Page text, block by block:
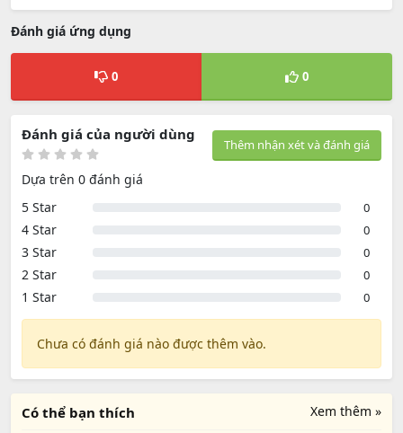
Đánh giá ứng dụng
0 0
Thêm nhận xét và đánh giá
Đánh giá của người dùng
Dựa trên 0 đánh giá
5 Star
0
4 Star 0
3 Star 0
2 Star 0
1 Star 0
Chưa có đánh giá nào được thêm vào.
Xem thêm »
Có thể bạn thích